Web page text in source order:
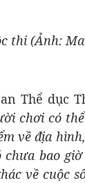
thi (Ảnh:
Thể dục
chơi có
về địa
bao
về cuộc